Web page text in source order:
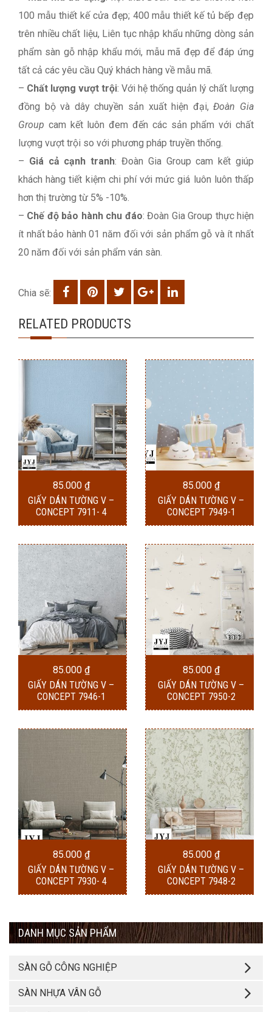
100 mẫu thiết kế cửa đẹp; 400 mẫu thiết kế tủ bếp đẹp
trên nhiều chất liệu, Liên tục nhập khẩu những dòng sản
phẩm sàn gỗ nhập khẩu mới, mẫu mã đẹp để đáp ứng
tất cả các yêu cầu Quý khách hàng về mẫu mã.
– Chất lượng vượt trội: Với hệ thống quản lý chất lượng
đồng bộ và dây chuyền sản xuất hiện đại,Đoàn Gia
Group cam kết luôn đem đến các sản phẩm với chất
lượng vượt trội so với phương pháp truyền thống.
– Giá cả cạnh tranh: Đoàn Gia Group cam kết giúp
khách hàng tiết kiệm chi phí với mức giá luôn luôn thấp
hơn thị trường từ 5% -10%.
– Chế độ bảo hành chu đáo: Đoàn Gia Group thực hiện
ít nhất bảo hành 01 năm đối với sản phẩm gỗ và ít nhất
20 năm đối với sản phẩm ván sàn.
Chia sẽ:
RELATED PRODUCTS
85.000 ₫
GIẤY DÁN TƯỜNG V –
CONCEPT 7911- 4
85.000 ₫
GIẤY DÁN TƯỜNG V –
CONCEPT 7949-1
85.000 ₫
GIẤY DÁN TƯỜNG V –
CONCEPT 7946-1
85.000 ₫
GIẤY DÁN TƯỜNG V –
CONCEPT 7950-2
85.000 ₫
GIẤY DÁN TƯỜNG V –
CONCEPT 7930- 4
85.000 ₫
GIẤY DÁN TƯỜNG V –
CONCEPT 7948-2
DANH MỤC SẢN PHẨM
SÀN GỖ CÔNG NGHIỆP
SÀN NHỰA VÂN GỖ